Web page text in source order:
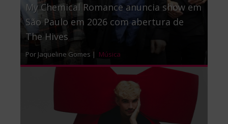
My Chemical Romance anuncia show em
São Paulo em 2026 com abertura de
The Hives
Por Jaqueline Gomes | Música